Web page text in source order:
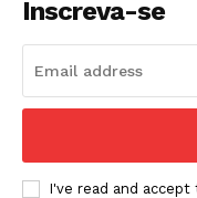
Inscreva-se
I've read and accept